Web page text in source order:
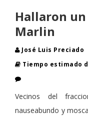
Hallaron
Marlin
José Luis Preciado
Tiempo estimado
Vecinos del
nauseabundo y